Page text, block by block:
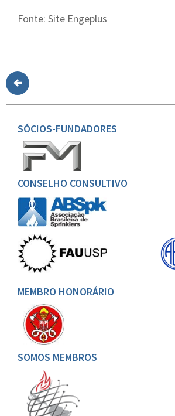
Fonte: Site Engeplus
SÓCIOS-FUNDADORES
CONSELHO CONSULTIVO
MEMBRO HONORÁRIO
SOMOS MEMBROS